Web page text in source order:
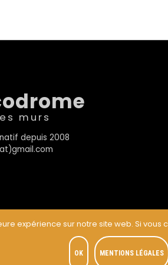
murs
depuis 2008
expérience sur notre site web. Si
OK MENTIONS LÉGALES